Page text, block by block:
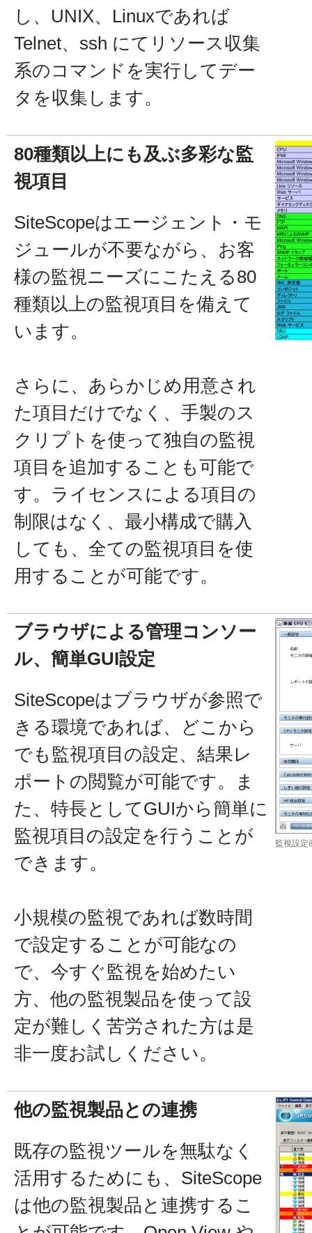
し、UNIX、Linuxであれば
Telnet、ssh にてリソース収集
系のコマンドを実行してデー
タを収集します。
80種類以上にも及ぶ多彩な監
視項目
SiteScopeはエージェント・モ
ジュールが不要ながら、お客
様の監視ニーズにこたえる80
種類以上の監視項目を備えて
います。
さらに、あらかじめ用意され
た項目だけでなく、手製のス
クリプトを使って独自の監視
項目を追加することも可能で
す。ライセンスによる項目の
制限はなく、最小構成で購入
しても、全ての監視項目を使
用することが可能です。
ブラウザによる管理コンソー
ル、簡単GUI設定
SiteScopeはブラウザが参照で
きる環境であれば、どこから
でも監視項目の設定、結果レ
ポートの閲覧が可能です。ま
た、特長としてGUIから簡単に
監視項目の設定を行うことが
できます。
小規模の監視であれば数時間
で設定することが可能なの
で、今すぐ監視を始めたい
方、他の監視製品を使って設
定が難しく苦労された方は是
非一度お試しください。
監視設定
他の監視製品との連携
既存の監視ツールを無駄なく
活用するためにも、SiteScope
は他の監視製品と連携するこ